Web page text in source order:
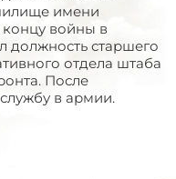
имени
войны в
должность старшего
отдела штаба
После
в армии.